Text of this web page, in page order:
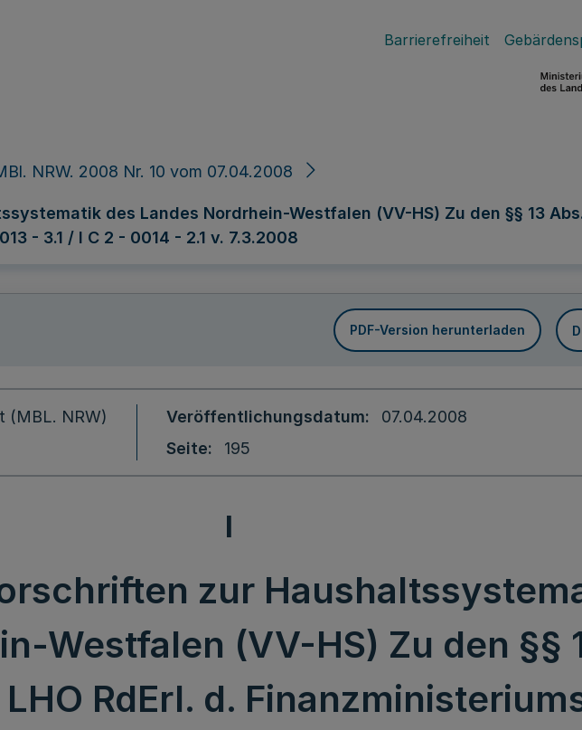
Barrierefreiheit
NRW. 2008 Nr. 10 vom 07.04.2008
des Landes Nordrhein-Westfalen (VV-HS) Zu den §§ 13
- 3.1 / I C 2 - 0014 - 2.1 v. 7.3.2008
PDF-Version herunterladen
(MBL. NRW)
Veröffentlichungsdatum
07.04.2008
Seite
195
I
zur
Westfalen (VV-HS) Zu den §§
RdErl. d.